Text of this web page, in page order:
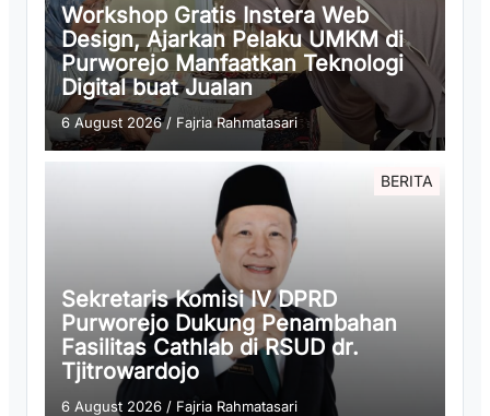
Workshop Gratis Instera Web
Design, Ajarkan Pelaku UMKM di
Purworejo Manfaatkan Teknologi
Digital buat Jualan
6 August 2026/ Fajria Rahmatasari
BERITA
Sekretaris Komisi IV DPRD
Purworejo Dukung Penambahan
Fasilitas Cathlab di RSUD dr.
Tjitrowardojo
6 August 2026 / Fajria Rahmatasari